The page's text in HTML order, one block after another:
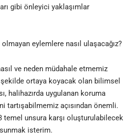
gibi önleyici yaklaşımlar
eylemlere nasıl ulaşacağız?
ve neden müdahale etmemiz
ortaya koyacak olan bilimsel
halihazırda uygulanan koruma
tartışabilmemiz açısından önemli.
temel unsura karşı oluşturulabilecek
isterim.